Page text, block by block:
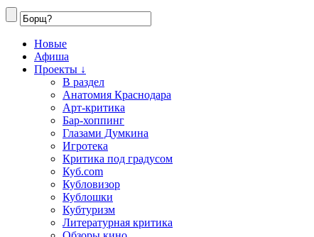
Новые
Афиша
Проекты ↓
В раздел
Анатомия Краснодара
Арт-критика
Бар-хоппинг
Глазами Думкина
Игротека
Критика под градусом
Куб.com
Кубловизор
Кублошки
Кубтуризм
Литературная критика